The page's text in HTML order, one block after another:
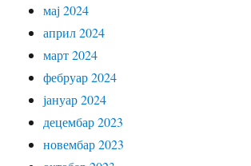
мај 2024
април 2024
март 2024
фебруар 2024
јануар 2024
децембар 2023
новембар 2023